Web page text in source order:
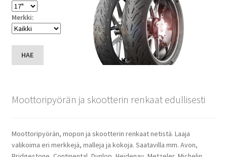
Merkki:
HAE
Moottoripyörän ja skootterin renkaat edullisesti
Moottoripyörän, mopon ja skootterin renkaat netistä. Laaja
valikoima eri merkkejä, malleja ja kokoja. Saatavilla mm. Avon,